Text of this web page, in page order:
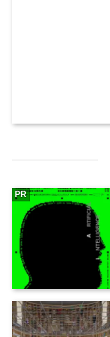
PR